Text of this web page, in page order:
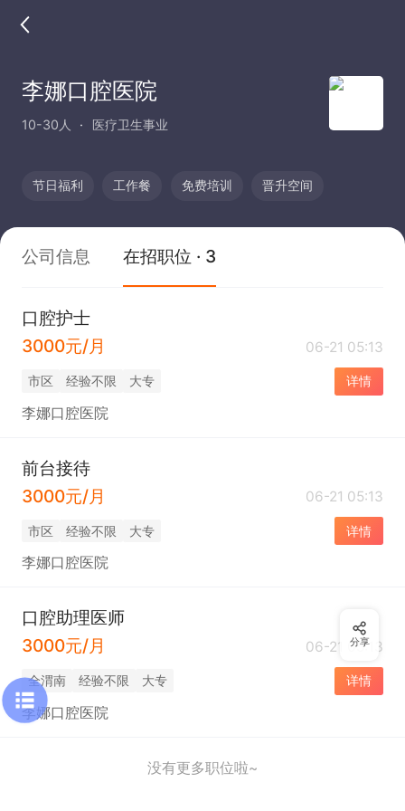
李娜口腔医院
10-30人 医疗卫生事业
节日福利 工作餐 免费培训 晋升空间
公司信息 在招职位 · 3
口腔护士
3000元/月
06-21 05:13
市区 经验不限 大专 详情
李娜口腔医院
前台接待
3000元/月
06-21 05:13
市区 经验不限 大专 详情
李娜口腔医院
口腔助理医师
3000元/月
06-21 05:13
全渭南 经验不限 大专 详情
李娜口腔医院
没有更多职位啦~
分享